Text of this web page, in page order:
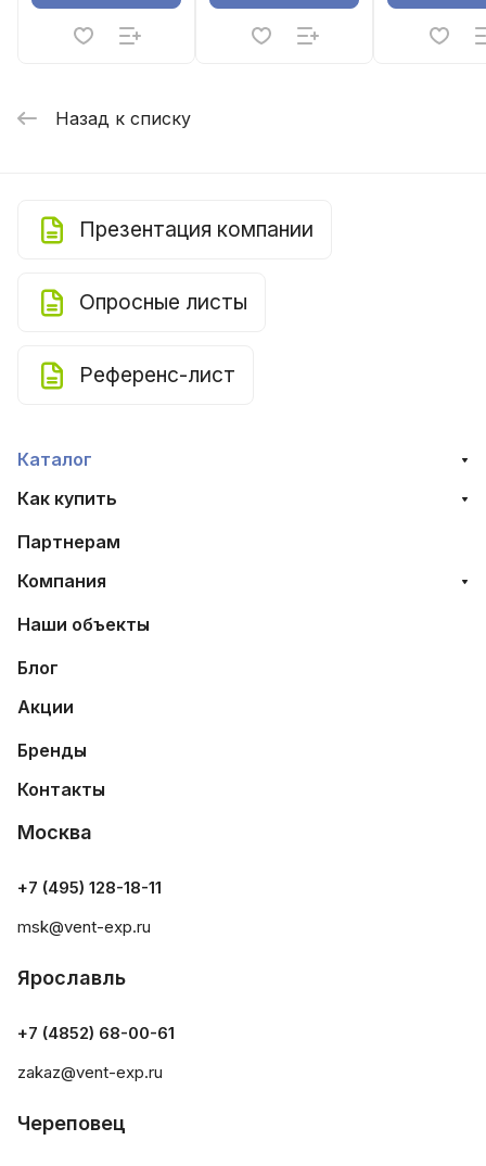
Назад к списку
Презентация компании
Опросные листы
Референс-лист
Каталог
Как купить
Партнерам
Компания
Наши объекты
Блог
Акции
Бренды
Контакты
Москва
+7 (495) 128-18-11
msk@vent-exp.ru
Ярославль
+7 (4852) 68-00-61
zakaz@vent-exp.ru
Череповец